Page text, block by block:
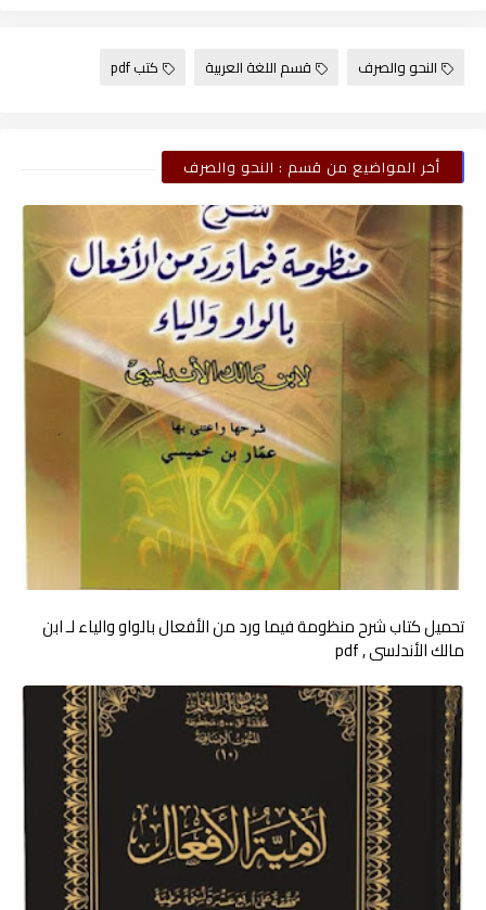
النحو والصرف قسم اللغة العربية كتب pdf
أخر المواضيع من قسم : النحو والصرف
تحميل كتاب شرح منظومة فيما ورد من الأفعال بالواو والياء لـ ابن
مالك الأندلسي , pdf